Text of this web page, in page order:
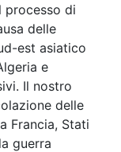
processo di
delle
est asiatico
e
Il nostro
delle
Francia, Stati
guerra